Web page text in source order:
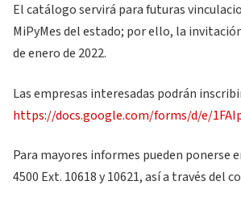
El catálogo servirá para futuras
MiPyMes del estado; por ello, la
de enero de 2022.
Las empresas interesadas podrán
https://docs.google.com/forms/d/e/
Para mayores informes pueden ponerse
4500 Ext. 10618 y 10621, así a través del